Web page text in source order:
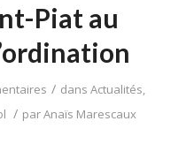
Piat au
/ dansActualités,
/ parAnaïs Marescaux